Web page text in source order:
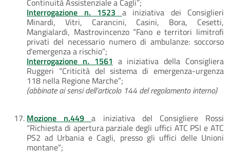
Interrogazione n. 1523 a iniziativa dei Consiglieri
Minardi, Vitri, Carancini, Casini, Bora, Cesetti,
Mangialardi, Mastrovincenzo “Fano e territori limitrofi
privati del necessario numero di ambulanze: soccorso
d'emergenza a rischio”;
Interrogazione n. 1561 a iniziativa della Consigliera
Ruggeri “Criticità del sistema di emergenza-urgenza
118 nella Regione Marche”;
(abbinate ai sensi dell’articolo 144 del regolamento interno)
Mozione n.449a iniziativa del Consigliere Rossi
“Richiesta di apertura parziale degli uffici ATC PSI e ATC
PS2 ad Urbania e Cagli, presso gli uffici delle Unioni
montane”;